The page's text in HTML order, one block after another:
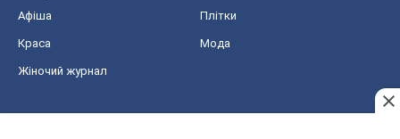
Афіша Плітки
Краса Мода
Жіночий журнал